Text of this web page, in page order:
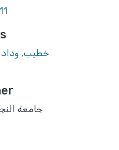
خطيب,
جامعة